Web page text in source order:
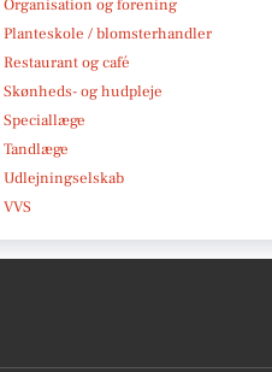
Organisation og forening
Planteskole / blomsterhandler
Restaurant og café
Skønheds- og hudpleje
Speciallæge
Tandlæge
Udlejningselskab
VVS